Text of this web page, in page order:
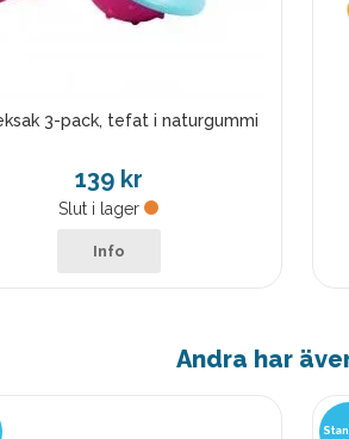
3-pack, tefat i naturgummi
139 kr
Slut i lager
Info
Andra har